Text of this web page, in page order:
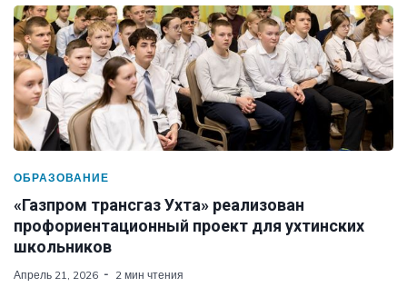
ОБРАЗОВАНИЕ
«Газпром трансгаз Ухта» реализован
профориентационный проект для ухтинских
школьников
Апрель 21, 2026 2 мин чтения